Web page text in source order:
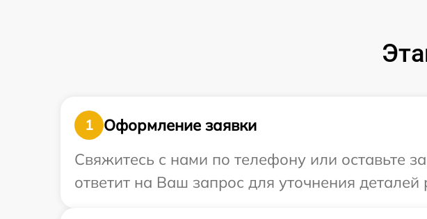
1
Оформление заявки
Свяжитесь с нами по телефону или оставьте
ответит на Ваш запрос для уточнения